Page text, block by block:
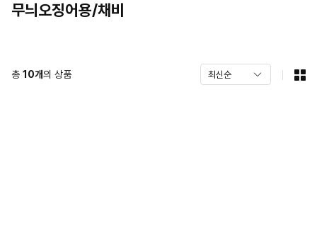
무늬오징어용/채비
총 10개의 상품